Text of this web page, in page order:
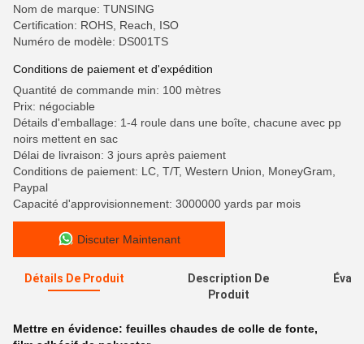
Nom de marque: TUNSING
Certification: ROHS, Reach, ISO
Numéro de modèle: DS001TS
Conditions de paiement et d'expédition
Quantité de commande min: 100 mètres
Prix: négociable
Détails d'emballage: 1-4 roule dans une boîte, chacune avec pp
noirs mettent en sac
Délai de livraison: 3 jours après paiement
Conditions de paiement: LC, T/T, Western Union, MoneyGram,
Paypal
Capacité d'approvisionnement: 3000000 yards par mois
Discuter Maintenant
Détails De Produit
Description De
Produit
Mettre en évidence: feuilles chaudes de colle de fonte,